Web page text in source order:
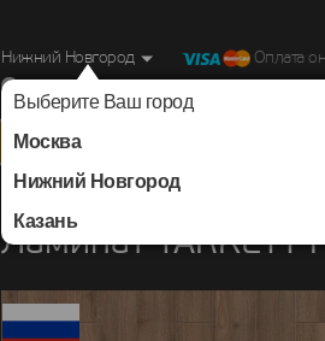
Нижний Новгород
Выберите Ваш город
Москва
Нижний Новгород
Казань
Оплата
г. Нижний Новгород, Ул.
Ламинат TARKETT